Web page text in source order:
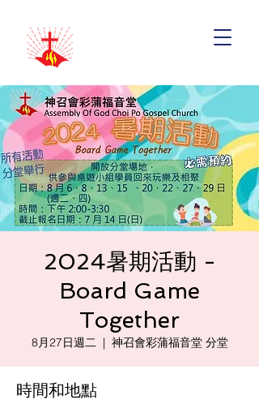
2024暑期活動 -
Board Game
Together
8月27日週二
  |
神召會彩蒲福音堂 分堂
時間和地點